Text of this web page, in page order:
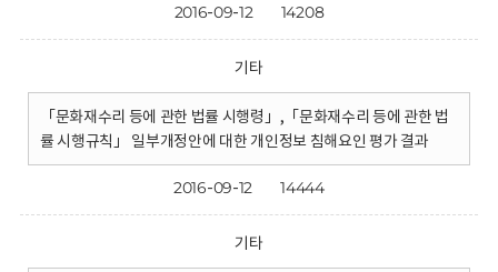
2016-09-12 14208
기타
「문화재수리 등에 관한 법률 시행령」,「문화재수리 등에 관한 법
률 시행규칙」 일부개정안에 대한 개인정보 침해요인 평가 결과
2016-09-12 14444
기타